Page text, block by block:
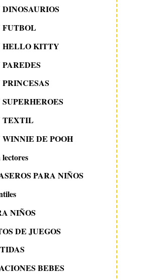
FUTBOL
HELLO KITTY
TEXTIL
DE POOH
PARA NIÑOS
NIÑOS
DE JUEGOS
BEBES